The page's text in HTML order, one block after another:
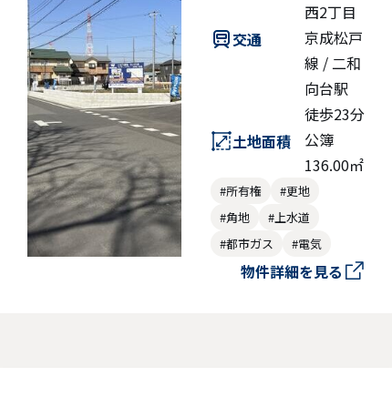
西2丁目
交通
京成松戸
線 / 二和
向台駅
徒歩23分
土地面積
公簿
136.00㎡
#所有権
#更地
#角地
#上水道
#都市ガス
#電気
物件詳細を見る